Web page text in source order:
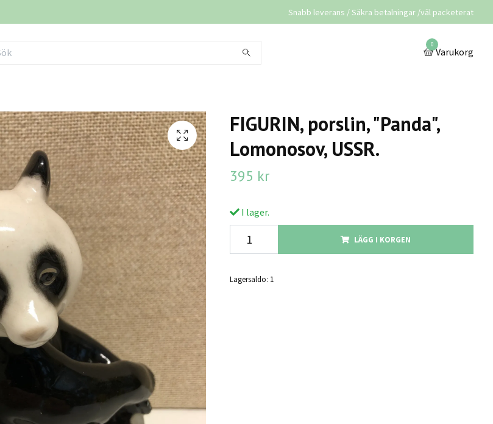
Snabb leverans / Säkra betalningar /väl packeterat
0
Varukorg
FIGURIN, porslin, "Panda",
Lomonosov, USSR.
395 kr
I lager.
LÄGG I KORGEN
Lagersaldo: 1